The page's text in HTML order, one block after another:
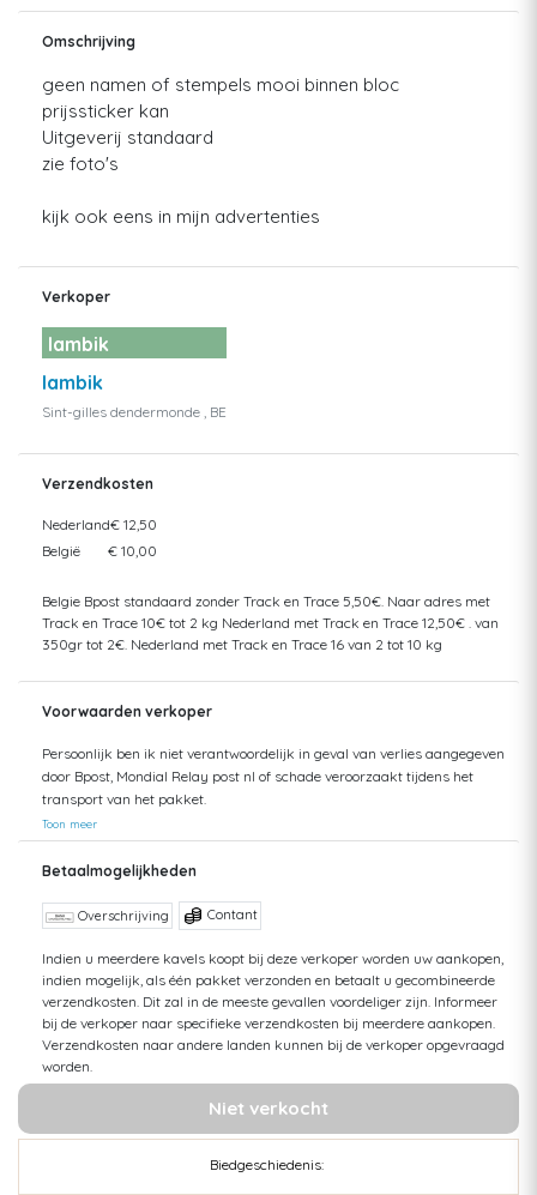
Omschrijving
geen namen of stempels mooi binnen bloc
prijssticker kan
Uitgeverij standaard
zie foto's
kijk ook eens in mijn advertenties
Verkoper
lambik
lambik
Sint-gilles dendermonde , BE
Verzendkosten
Nederland€ 12,50
België
€ 10,00
Belgie Bpost standaard zonder Track en Trace 5,50€. Naar adres met
Track en Trace 10€ tot 2 kg Nederland met Track en Trace 12,50€ . van
350gr tot 2€. Nederland met Track en Trace 16 van 2 tot 10 kg
Voorwaarden verkoper
Persoonlijk ben ik niet verantwoordelijk in geval van verlies aangegeven
door Bpost, Mondial Relay post nl of schade veroorzaakt tijdens het
transport van het pakket.
Toon meer
Betaalmogelijkheden
Overschrijving Contant
Indien u meerdere kavels koopt bij deze verkoper worden uw aankopen,
indien mogelijk, als één pakket verzonden en betaalt u gecombineerde
verzendkosten. Dit zal in de meeste gevallen voordeliger zijn. Informeer
bij de verkoper naar specifieke verzendkosten bij meerdere aankopen.
Verzendkosten naar andere landen kunnen bij de verkoper opgevraagd
worden.
Niet verkocht
Biedgeschiedenis: